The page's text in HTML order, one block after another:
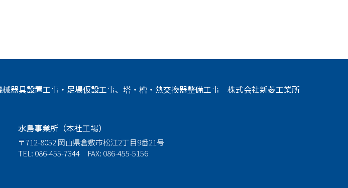
器具設置工事・足場仮設工事、塔・槽・熱交換器整備工事 株式会社新菱工業所
水島事業所（本社工場）
〒712-8052 岡山県倉敷市松江2丁目9番21号
TEL: 086-455-7344 FAX: 086-455-5156